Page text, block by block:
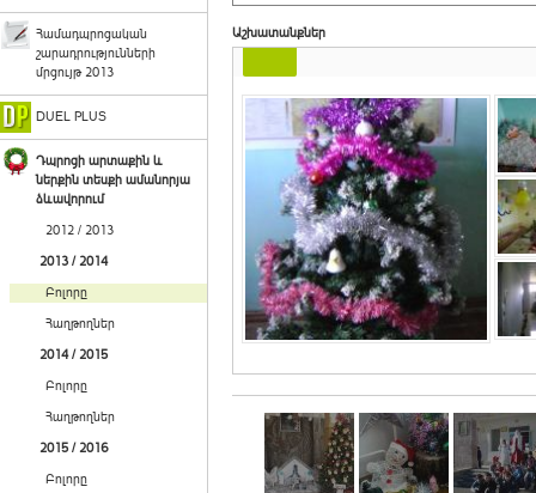
Համադպրոցական
շարադրությունների
մրցույթ 2013
DUEL PLUS
Դպրոցի արտաքին և
ներքին տեսքի ամանորյա
ձևավորում
2012 / 2013
2013 / 2014
Բոլորը
Հաղթողներ
2014 / 2015
Բոլորը
Հաղթողներ
2015 / 2016
Բոլորը
Աշխատանքներ